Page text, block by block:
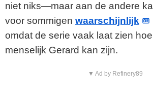
niet niks—maar aan de andere
voor sommigen waarschijnlijk
omdat de serie vaak laat zien
menselijk Gerard kan zijn.
▼ Ad by Refinery89